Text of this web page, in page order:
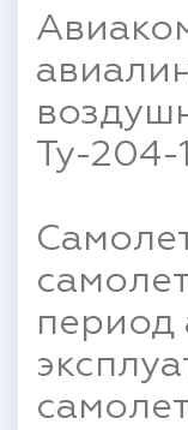
Ту-204-
период